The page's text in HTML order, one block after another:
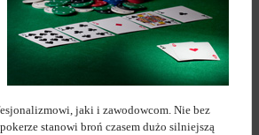
jaki i zawodowcom. Nie bez
stanowi broń czasem dużo silniejszą